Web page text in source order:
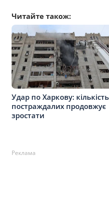
Читайте також:
Удар по Харкову: кількість
постраждалих продовжує
зростати
Реклама